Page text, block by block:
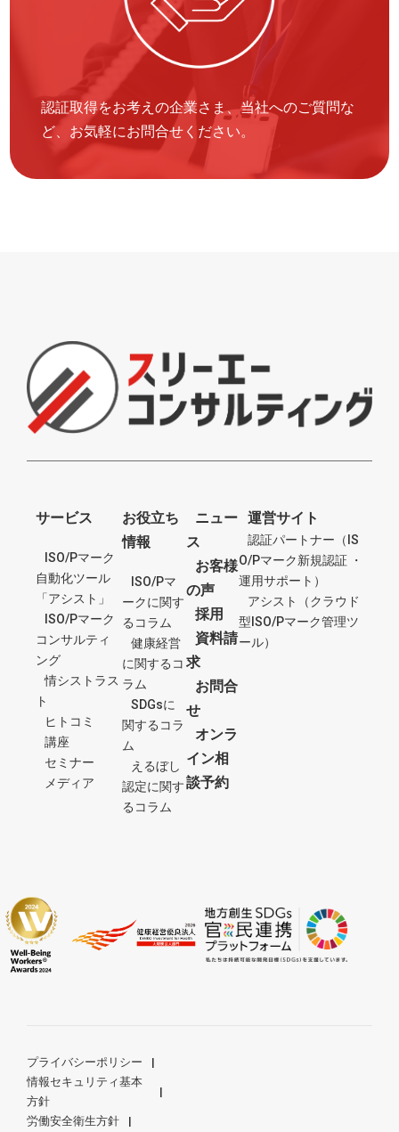
認証取得をお考えの企業さま、当社へのご質問な
ど、お気軽にお問合せください。
サービス
ISO/Pマーク
自動化ツール
「アシスト」
ISO/Pマーク
コンサルティ
ング
情シストラス
ト
ヒトコミ
講座
セミナー
メディア
お役立ち
情報
ISO/Pマ
ークに関す
るコラム
健康経営
に関するコ
ラム
SDGsに
関するコラ
ム
えるぼし
認定に関す
るコラム
ニュー
ス
お客様
の声
採用
資料請
求
お問合
せ
オンラ
イン相
談予約
運営サイト
認証パートナー（IS
O/Pマーク新規認証 ・
運用サポート）
アシスト（クラウド
型ISO/Pマーク管理ツ
ール）
プライバシーポリシー
情報セキュリティ基本
方針
労働安全衛生方針